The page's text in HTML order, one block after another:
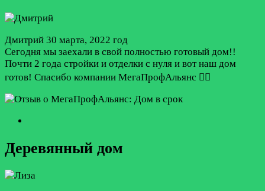
Дмитрий 30 марта, 2022 год
Сегодня мы заехали в свой полностью готовый дом!!
Почти 2 года стройки и отделки с нуля и вот наш дом
готов! Спасибо компании МегаПрофАльянс 👍🏼
Деревянный дом